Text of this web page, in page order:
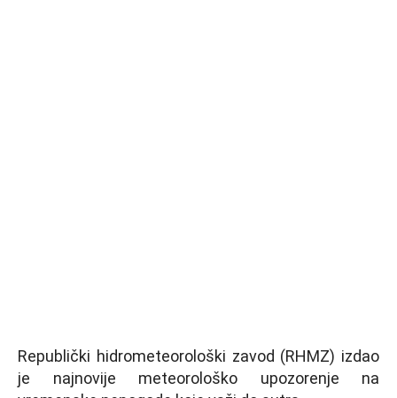
Republički hidrometeorološki zavod (RHMZ) izdao
je najnovije meteorološko upozorenje na